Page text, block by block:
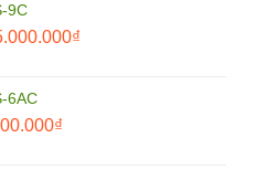
7.500.000₫.
9C
₫Giá
6AC
₫Giá